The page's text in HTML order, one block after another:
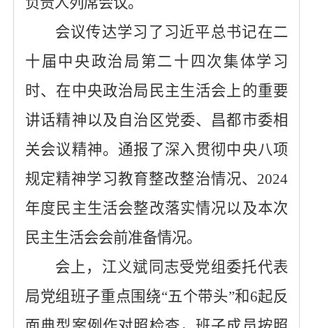
会议传达学习了习近平总书记在二
十届中央政治局第二十四次集体学习
时、在中央政治局民主生活会上的重要
讲话精神以及自治区党委、昌都市委相
关会议精神。通报了深入贯彻中央八项
规定精神学习教育整改整治情况、 2024
年度民主生活会整改落实情况以及本次
民主生活会会前准备情况。
会上，江义斌同志受党组委托代表
局党组班子重点围绕“五个带头”和6起反